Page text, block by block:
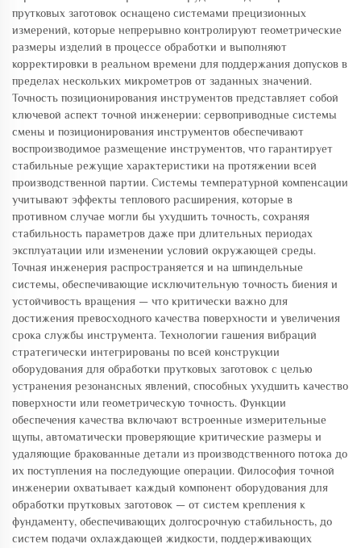
прутковых заготовок оснащено системами прецизионных
измерений, которые непрерывно контролируют геометрические
размеры изделий в процессе обработки и выполняют
корректировки в реальном времени для поддержания допусков в
пределах нескольких микрометров от заданных значений.
Точность позиционирования инструментов представляет собой
ключевой аспект точной инженерии: сервоприводные системы
смены и позиционирования инструментов обеспечивают
воспроизводимое размещение инструментов, что гарантирует
стабильные режущие характеристики на протяжении всей
производственной партии. Системы температурной компенсации
учитывают эффекты теплового расширения, которые в
противном случае могли бы ухудшить точность, сохраняя
стабильность параметров даже при длительных периодах
эксплуатации или изменении условий окружающей среды.
Точная инженерия распространяется и на шпиндельные
системы, обеспечивающие исключительную точность биения и
устойчивость вращения — что критически важно для
достижения превосходного качества поверхности и увеличения
срока службы инструмента. Технологии гашения вибраций
стратегически интегрированы по всей конструкции
оборудования для обработки прутковых заготовок с целью
устранения резонансных явлений, способных ухудшить качество
поверхности или геометрическую точность. Функции
обеспечения качества включают встроенные измерительные
щупы, автоматически проверяющие критические размеры и
удаляющие бракованные детали из производственного потока до
их поступления на последующие операции. Философия точной
инженерии охватывает каждый компонент оборудования для
обработки прутковых заготовок — от систем крепления к
фундаменту, обеспечивающих долгосрочную стабильность, до
систем подачи охлаждающей жидкости, поддерживающих